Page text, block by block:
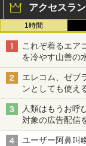
アクセスラ
1時間
これぞ着るエア
を冷やす山善の
ち・ざ・ろーど
エレコム、ゼブ
ンとしても使え
も、持ち替えず
人類はもうお呼
対象の広告配信
ユーザー阿鼻叫